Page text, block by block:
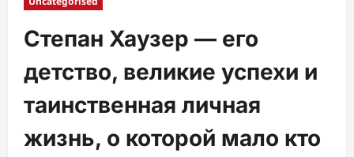
Степан Хаузер — его
детство, великие успехи и
таинственная личная
жизнь, о которой мало кто